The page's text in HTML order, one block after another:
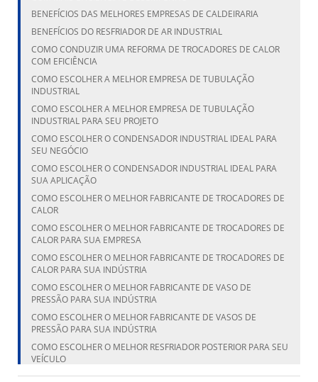
BENEFÍCIOS DAS MELHORES EMPRESAS DE CALDEIRARIA
BENEFÍCIOS DO RESFRIADOR DE AR INDUSTRIAL
COMO CONDUZIR UMA REFORMA DE TROCADORES DE CALOR
COM EFICIÊNCIA
COMO ESCOLHER A MELHOR EMPRESA DE TUBULAÇÃO
INDUSTRIAL
COMO ESCOLHER A MELHOR EMPRESA DE TUBULAÇÃO
INDUSTRIAL PARA SEU PROJETO
COMO ESCOLHER O CONDENSADOR INDUSTRIAL IDEAL PARA
SEU NEGÓCIO
COMO ESCOLHER O CONDENSADOR INDUSTRIAL IDEAL PARA
SUA APLICAÇÃO
COMO ESCOLHER O MELHOR FABRICANTE DE TROCADORES DE
CALOR
COMO ESCOLHER O MELHOR FABRICANTE DE TROCADORES DE
CALOR PARA SUA EMPRESA
COMO ESCOLHER O MELHOR FABRICANTE DE TROCADORES DE
CALOR PARA SUA INDÚSTRIA
COMO ESCOLHER O MELHOR FABRICANTE DE VASO DE
PRESSÃO PARA SUA INDÚSTRIA
COMO ESCOLHER O MELHOR FABRICANTE DE VASOS DE
PRESSÃO PARA SUA INDÚSTRIA
COMO ESCOLHER O MELHOR RESFRIADOR POSTERIOR PARA SEU
VEÍCULO
COMO ESCOLHER O MELHOR RESFRIADOR POSTERIOR PARA SEU